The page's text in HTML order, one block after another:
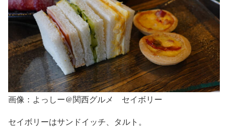
画像：よっしー@関西グルメ セイボリー
セイボリーはサンドイッチ、タルト。